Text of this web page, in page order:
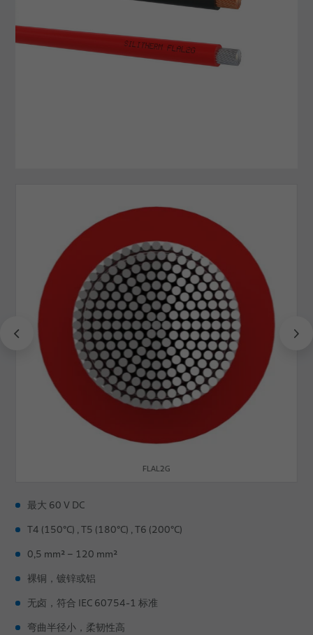
FLAL2G
最大 60 V DC
T4 (150°C) , T5 (180°C) , T6 (200°C)
0,5 mm² – 120 mm²
裸铜，镀锌或铝
无卤，符合 IEC 60754-1 标准
弯曲半径小，柔韧性高